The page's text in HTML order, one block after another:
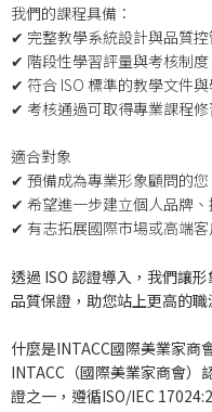
我們的課程具備：
✔ 完整教學系統設計與品質控
✔ 階段性學習評量與考核制度
✔ 符合 ISO 標準的教學文件
✔ 考核通過可取得專業課程
適合對象
✔ 預備成為專業形象顧問的您
✔ 希望進一步建立個人品牌
✔ 有志拓展國際市場或高端
透過 ISO 認證導入，我們讓
品質保證，助您站上更高的職
什麼是INTACC國際美業家商
INTACC（國際美業家商會）
證之一，遵循ISO/IEC